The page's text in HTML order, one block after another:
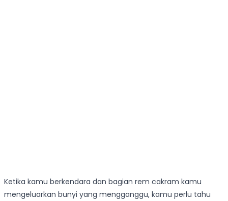
Ketika kamu berkendara dan bagian rem cakram kamu
mengeluarkan bunyi yang mengganggu, kamu perlu tahu